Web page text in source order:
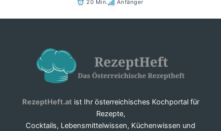
20 Min. Anfänger
RezeptHeft.at ist Ihr österreichisches Kochportal für
Rezepte,
Cocktails, Lebensmittelwissen, Küchenwissen und